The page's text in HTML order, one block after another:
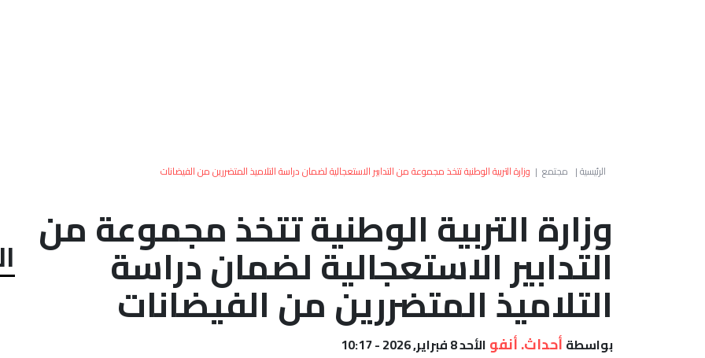
الرئيسية| مجتمع | وزارة التربية الوطنية تتخذ مجموعة من التدابير الاستعجالية لضمان دراسة التلاميذ المتضررين من الفيضانات
وزارة التربية الوطنية تتخذ مجموعة من
التدابير الاستعجالية لضمان دراسة
التلاميذ المتضررين من الفيضانات
بواسطة أحداث. أنفو الأحد 8 فبراير, 2026 - 10:17